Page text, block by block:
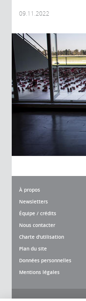
09.11.2022
À propos
Newsletters
Équipe / crédits
Nous contacter
Charte d'utilisation
Plan du site
Données personnelles
Mentions légales